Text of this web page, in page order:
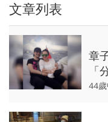
文章列表
章
「
人
44
博